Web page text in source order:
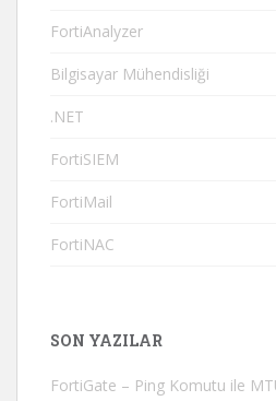
FortiAnalyzer
Bilgisayar Mühendisliği
.NET
FortiSIEM
FortiMail
FortiNAC
SON YAZILAR
FortiGate – Ping Komutu ile